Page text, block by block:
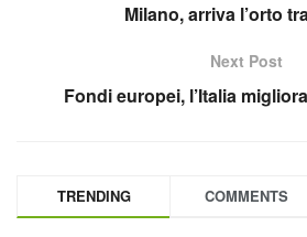
Milano, arriva l’orto
Next Post
Fondi europei, l’Italia
TRENDING COMMENTS